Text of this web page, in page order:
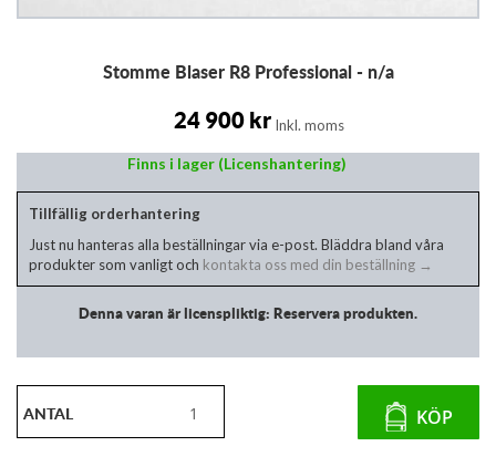
Stomme Blaser R8 Professional - n/a
24 900 kr Inkl. moms
Finns i lager (Licenshantering)
Tillfällig orderhantering
Just nu hanteras alla beställningar via e-post. Bläddra bland våra
produkter som vanligt och kontakta oss med din beställning →
Denna varan är licenspliktig: Reservera produkten.
ANTAL KÖP